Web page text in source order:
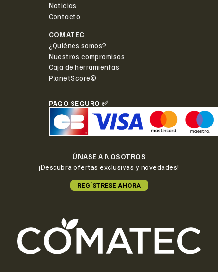
Noticias
Contacto
COMATEC
¿Quiénes somos?
Nuestros compromisos
Caja de herramientas
PlanetScore©
PAGO SEGURO ✅
ÚNASE A NOSOTROS
¡Descubra ofertas exclusivas y novedades!
REGÍSTRESE AHORA